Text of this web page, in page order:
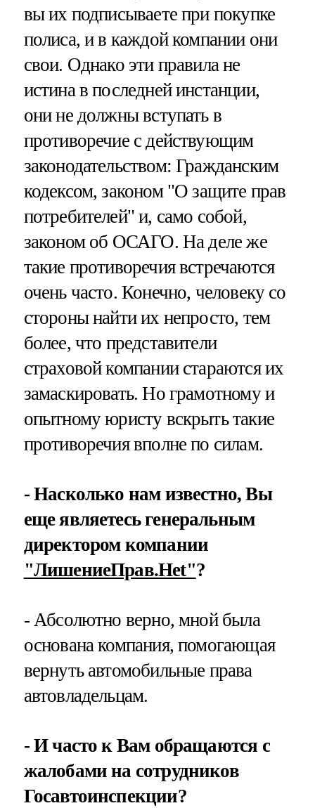
вы их подписываете при покупке
полиса, и в каждой компании они
свои. Однако эти правила не
истина в последней инстанции,
они не должны вступать в
противоречие с действующим
законодательством: Гражданским
кодексом, законом "О защите прав
потребителей" и, само собой,
законом об ОСАГО. На деле же
такие противоречия встречаются
очень часто. Конечно, человеку со
стороны найти их непросто, тем
более, что представители
страховой компании стараются их
замаскировать. Но грамотному и
опытному юристу вскрыть такие
противоречия вполне по силам.
- Насколько нам известно, Вы
еще являетесь генеральным
директором компании
"ЛишениеПрав.Нet"?
- Абсолютно верно, мной была
основана компания, помогающая
вернуть автомобильные права
автовладельцам.
- И часто к Вам обращаются с
жалобами на сотрудников
Госавтоинспекции?